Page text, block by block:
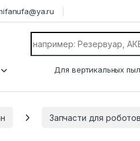
Search for:
Для вертикальных
Запчасти для